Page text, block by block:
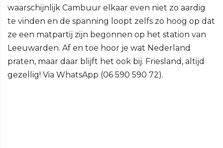
waarschijnlijk Cambuur elkaar even niet zo aardig
te vinden en de spanning loopt zelfs zo hoog op dat
ze een matpartij zijn begonnen op het station van
Leeuwarden. Af en toe hoor je wat Nederland
praten, maar daar blijft het ook bij. Friesland, altijd
gezellig! Via WhatsApp (06 590 590 72).